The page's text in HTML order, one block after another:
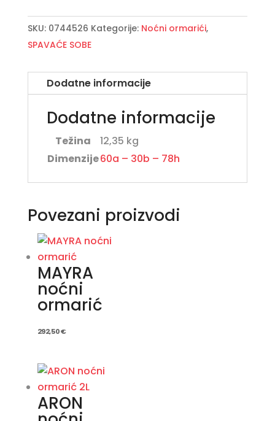
2DO-
SKU: 0744526 Kategorije: Noćni ormarići,
SPAVAĆE SOBE
Dodatne informacije
Dodatne informacije
Težina
12,35 kg
Dimenzije60a – 30b – 78h
Povezani proizvodi
MAYRA
noćni
ormarić
292,50€
ARON